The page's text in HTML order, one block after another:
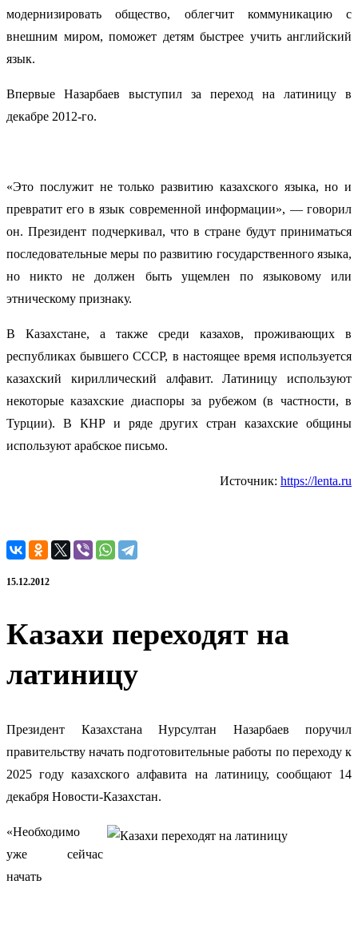
модернизировать общество, облегчит коммуникацию с
внешним миром, поможет детям быстрее учить английский
язык.
Впервые Назарбаев выступил за переход на латиницу в
декабре 2012-го.
«Это послужит не только развитию казахского языка, но и
превратит его в язык современной информации», — говорил
он. Президент подчеркивал, что в стране будут приниматься
последовательные меры по развитию государственного языка,
но никто не должен быть ущемлен по языковому или
этническому признаку.
В Казахстане, а также среди казахов, проживающих в
республиках бывшего СССР, в настоящее время используется
казахский кириллический алфавит. Латиницу используют
некоторые казахские диаспоры за рубежом (в частности, в
Турции). В КНР и ряде других стран казахские общины
используют арабское письмо.
Источник: https://lenta.ru
15.12.2012
Казахи переходят на
латиницу
Президент Казахстана Нурсултан Назарбаев поручил
правительству начать подготовительные работы по переходу к
2025 году казахского алфавита на латиницу, сообщают 14
декабря Новости-Казахстан.
«Необходимо
уже сейчас
начать